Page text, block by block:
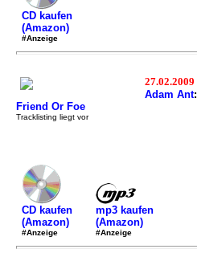
CD kaufen
(Amazon)
#Anzeige
27.02.2009
Adam Ant:
Friend Or Foe
Tracklisting liegt vor
CD kaufen
(Amazon)
#Anzeige
mp3 kaufen
(Amazon)
#Anzeige